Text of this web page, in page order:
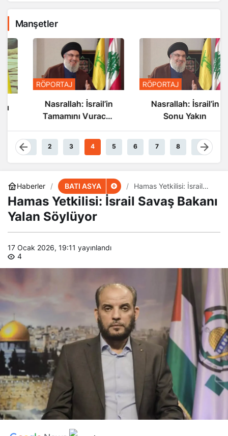
Manşetler
RÖPORTAJ
Nasrallah: İsrail’in
Tamamını Vuracak
RÖPORTAJ
Nasrallah: İsrail’in
Sonu Yakın
1 2 3 4 5 6 7 8 9
Haberler BATI ASYA
Hamas Yetkilisi: İsrail
Savaş Bakanı Yalan
Söylüyor
Hamas Yetkilisi: İsrail Savaş Bakanı
Yalan Söylüyor
17 Ocak 2026, 19:11 yayınlandı
4